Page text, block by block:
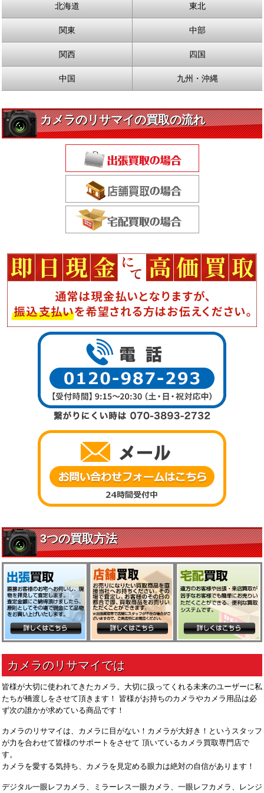
北海道 東北
関東 中部
関西 四国
中国 九州・沖縄
皆様が大切に使われてきたカメラ。大切に扱ってくれる未来のユーザーに私
たちが橋渡しをさせて頂きます！ 皆様がお持ちのカメラやカメラ用品は必
ず次の誰かが求めている商品です！
カメラのリサマイは、カメラに目がない！カメラが大好き！というスタッフ
が力を合わせて皆様のサポートをさせて 頂いているカメラ買取専門店で
す。
カメラを愛する気持ち、カメラを見定める眼力は絶対の自信があります！
デジタル一眼レフカメラ、ミラーレス一眼カメラ、一眼レフカメラ、レンジ